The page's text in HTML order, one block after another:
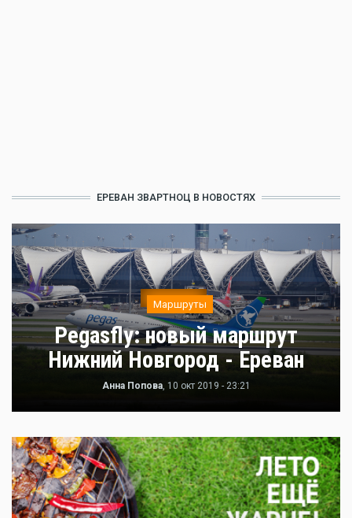
ЕРЕВАН ЗВАРТНОЦ В НОВОСТЯХ
Маршруты
Pegasfly: новый маршрут
Нижний Новгород - Ереван
Анна Попова, 10 окт 2019 - 23:21